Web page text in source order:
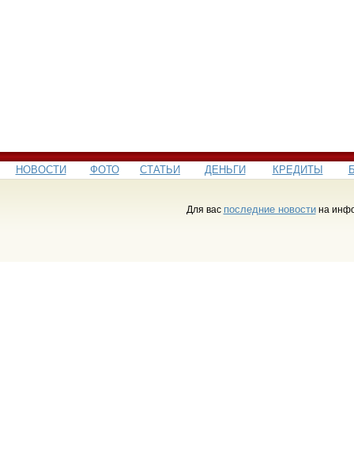
НОВОСТИ ФОТО СТАТЬИ ДЕНЬГИ КРЕДИТЫ
Для вас последние новостина